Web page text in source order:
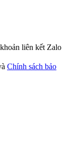
liên kết Zalo
Chính sách bảo